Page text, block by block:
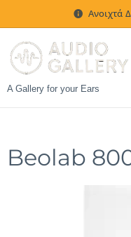
Ανοιχτά
A Gallery for your Ears
Beolab